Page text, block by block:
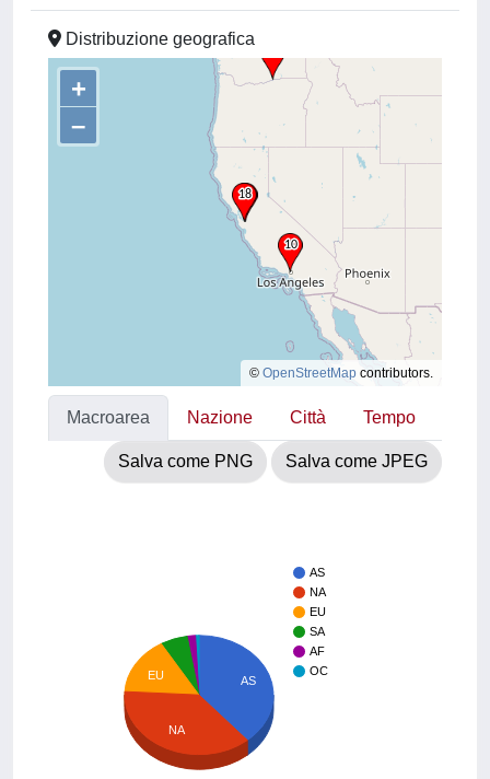
Distribuzione geografica
+
–
© OpenStreetMap contributors.
Macroarea Nazione Città Tempo
Salva come PNG Salva come JPEG
AS
NA
EU
SA
AF
OC
AS
EU
NA